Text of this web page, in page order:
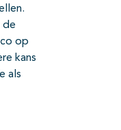
de
op
kans
als